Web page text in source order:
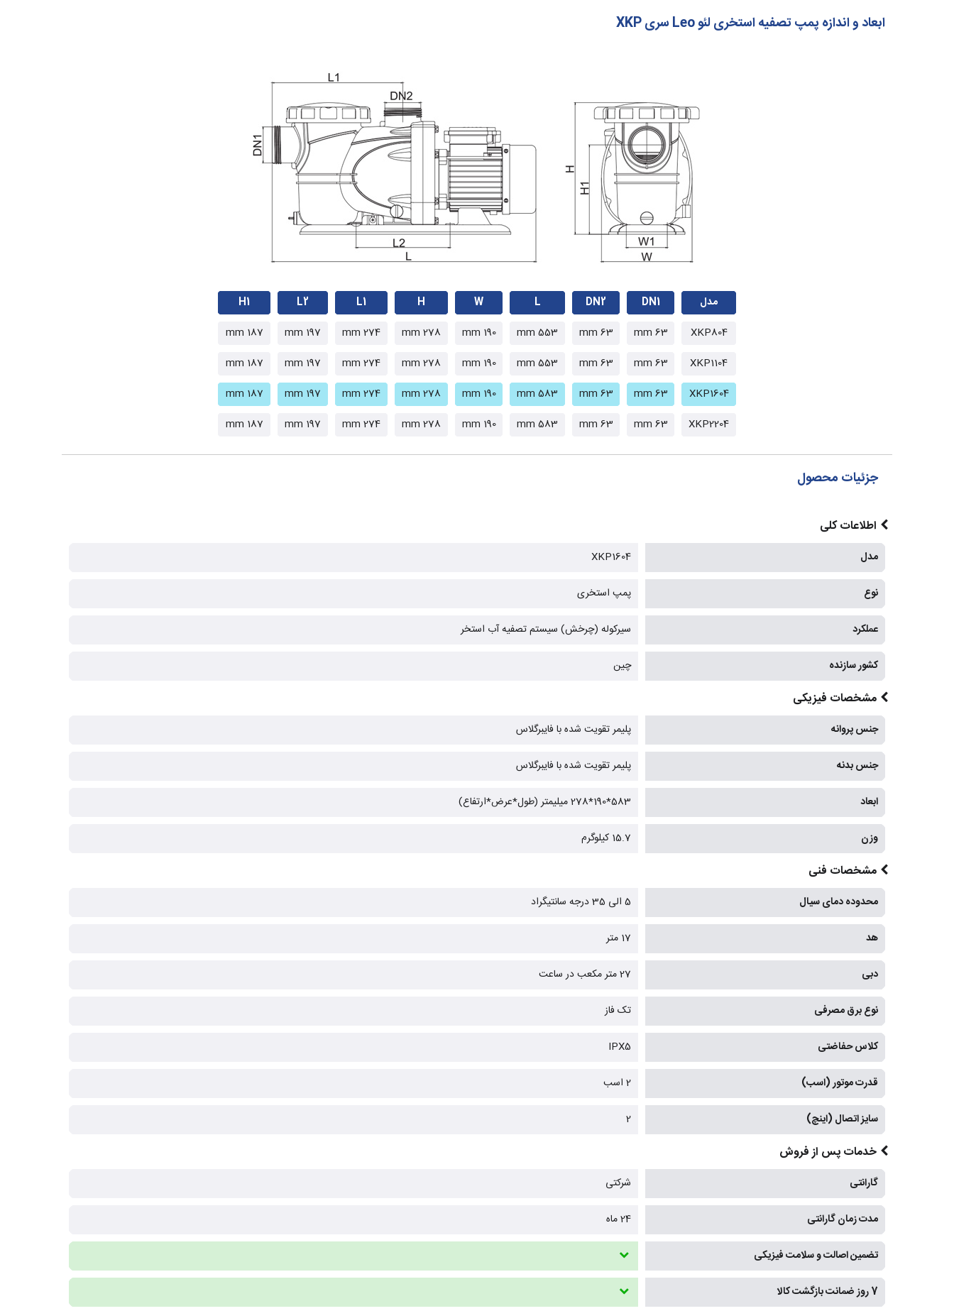
ابعاد و اندازه پمپ تصفیه استخری لئو Leo سری XKP
مدل DN1
DN2
L
W
H
L1
L2
H1
XKP804
63 mm
63 mm
553 mm
190 mm
278 mm
274 mm
197 mm
187 mm
XKP1104
63 mm
63 mm
553 mm
190 mm
278 mm
274 mm
197 mm
187 mm
XKP1604
63 mm
63 mm
583 mm
190 mm
278 mm
274 mm
197 mm
187 mm
XKP2204
63 mm
63 mm
583 mm
190 mm
278 mm
274 mm
197 mm
187 mm
جزئیات محصول
اطلاعات کلی
مدل XKP1604
نوع پمپ استخری
عملکرد سیرکوله (چرخش) سیستم تصفیه آب استخر
کشور سازنده چین
مشخصات فیزیکی
جنس پروانه پلیمر تقویت شده با فایبرگلاس
جنس بدنه پلیمر تقویت شده با فایبرگلاس
ابعاد 583*190*278 میلیمتر (طول*عرض*ارتفاع)
وزن 15.7 کیلوگرم
مشخصات فنی
محدوده دمای سیال 5 الی 35 درجه سانتیگراد
هد 17 متر
دبی 27 متر مکعب در ساعت
نوع برق مصرفی تک فاز
کلاس حفاضتی IPX5
قدرت موتور (اسب) 2 اسب
سایز اتصال (اینچ) 2
خدمات پس از فروش
گارانتی شرکتی
مدت زمان گارانتی 24 ماه
تضمین اصالت و سلامت فیزیکی
7 روز ضمانت بازگشت کالا